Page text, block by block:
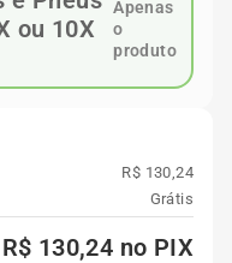
Apenas
o
produto
R$ 130,24
Grátis
R$ 130,24 no PIX